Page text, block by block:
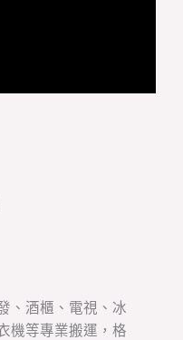
、酒櫃、電視、冰
機等專業搬運，格